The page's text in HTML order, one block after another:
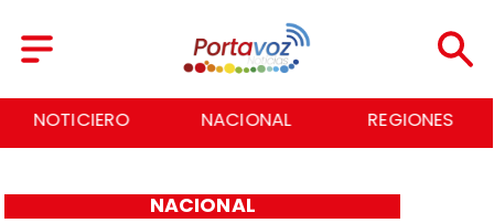
NACIONAL REGIONES ECONOMÍA
NACIONAL